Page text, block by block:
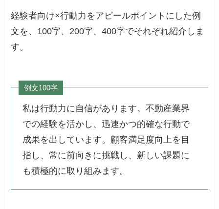
経験者向け×行動力をアピールポイントにした例
文を、100字、200字、400字でそれぞれ紹介しま
す。
例文100字
私は行動力に自信があります。不動産業界
での経験を活かし、迅速かつ的確な行動で
成果を出しています。顧客満足度向上を目
指し、常に前向きに挑戦し、新しい課題に
も積極的に取り組みます。